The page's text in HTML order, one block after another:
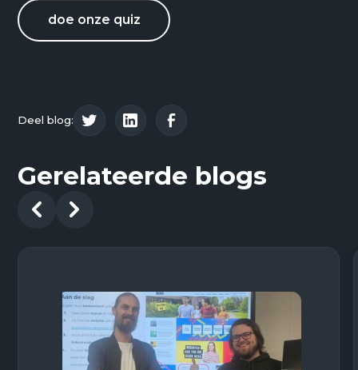
doe onze quiz
Deel blog:
Gerelateerde blogs